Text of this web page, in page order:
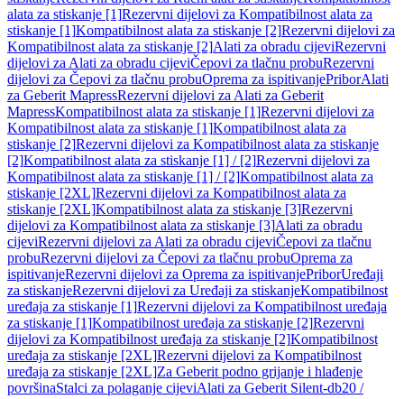
alata za stiskanje [1]Rezervni dijelovi za Kompatibilnost alata za
stiskanje [1]Kompatibilnost alata za stiskanje [2]Rezervni dijelovi za
Kompatibilnost alata za stiskanje [2]Alati za obradu cijeviRezervni
dijelovi za Alati za obradu cijeviČepovi za tlačnu probuRezervni
dijelovi za Čepovi za tlačnu probuOprema za ispitivanjePriborAlati
za Geberit MapressRezervni dijelovi za Alati za Geberit
MapressKompatibilnost alata za stiskanje [1]Rezervni dijelovi za
Kompatibilnost alata za stiskanje [1]Kompatibilnost alata za
stiskanje [2]Rezervni dijelovi za Kompatibilnost alata za stiskanje
[2]Kompatibilnost alata za stiskanje [1] / [2]Rezervni dijelovi za
Kompatibilnost alata za stiskanje [1] / [2]Kompatibilnost alata za
stiskanje [2XL]Rezervni dijelovi za Kompatibilnost alata za
stiskanje [2XL]Kompatibilnost alata za stiskanje [3]Rezervni
dijelovi za Kompatibilnost alata za stiskanje [3]Alati za obradu
cijeviRezervni dijelovi za Alati za obradu cijeviČepovi za tlačnu
probuRezervni dijelovi za Čepovi za tlačnu probuOprema za
ispitivanjeRezervni dijelovi za Oprema za ispitivanjePriborUređaji
za stiskanjeRezervni dijelovi za Uređaji za stiskanjeKompatibilnost
uređaja za stiskanje [1]Rezervni dijelovi za Kompatibilnost uređaja
za stiskanje [1]Kompatibilnost uređaja za stiskanje [2]Rezervni
dijelovi za Kompatibilnost uređaja za stiskanje [2]Kompatibilnost
uređaja za stiskanje [2XL]Rezervni dijelovi za Kompatibilnost
uređaja za stiskanje [2XL]Za Geberit podno grijanje i hlađenje
površinaStalci za polaganje cijeviAlati za Geberit Silent-db20 /